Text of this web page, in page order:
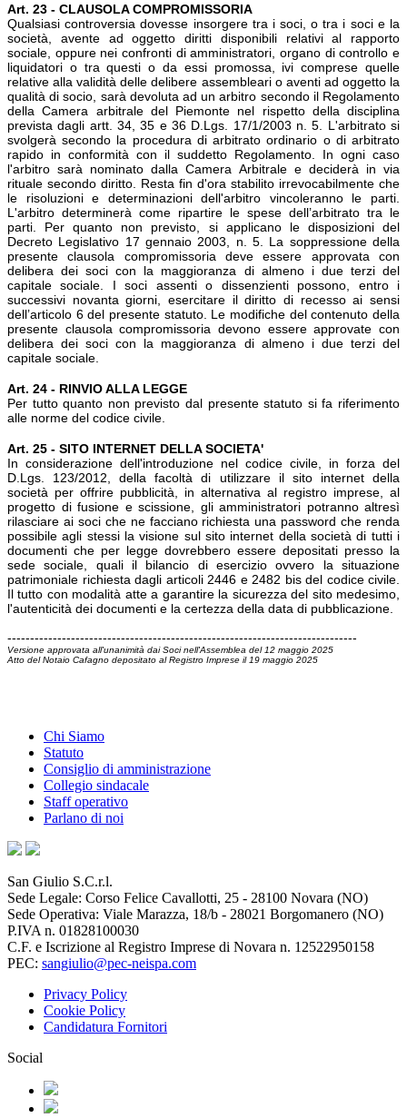
Art. 23 - CLAUSOLA COMPROMISSORIA
Qualsiasi controversia dovesse insorgere tra i soci, o tra i soci e la
società, avente ad oggetto diritti disponibili relativi al rapporto
sociale, oppure nei confronti di amministratori, organo di controllo e
liquidatori o tra questi o da essi promossa, ivi comprese quelle
relative alla validità delle delibere assembleari o aventi ad oggetto la
qualità di socio, sarà devoluta ad un arbitro secondo il Regolamento
della Camera arbitrale del Piemonte nel rispetto della disciplina
prevista dagli artt. 34, 35 e 36 D.Lgs. 17/1/2003 n. 5. L'arbitrato si
svolgerà secondo la procedura di arbitrato ordinario o di arbitrato
rapido in conformità con il suddetto Regolamento. In ogni caso
l'arbitro sarà nominato dalla Camera Arbitrale e deciderà in via
rituale secondo diritto. Resta fin d'ora stabilito irrevocabilmente che
le risoluzioni e determinazioni dell'arbitro vincoleranno le parti.
L'arbitro determinerà come ripartire le spese dell’arbitrato tra le
parti. Per quanto non previsto, si applicano le disposizioni del
Decreto Legislativo 17 gennaio 2003, n. 5. La soppressione della
presente clausola compromissoria deve essere approvata con
delibera dei soci con la maggioranza di almeno i due terzi del
capitale sociale. I soci assenti o dissenzienti possono, entro i
successivi novanta giorni, esercitare il diritto di recesso ai sensi
dell’articolo 6 del presente statuto. Le modifiche del contenuto della
presente clausola compromissoria devono essere approvate con
delibera dei soci con la maggioranza di almeno i due terzi del
capitale sociale.
Art. 24 - RINVIO ALLA LEGGE
Per tutto quanto non previsto dal presente statuto si fa riferimento
alle norme del codice civile.
Art. 25 - SITO INTERNET DELLA SOCIETA'
In considerazione dell'introduzione nel codice civile, in forza del
D.Lgs. 123/2012, della facoltà di utilizzare il sito internet della
società per offrire pubblicità, in alternativa al registro imprese, al
progetto di fusione e scissione, gli amministratori potranno altresì
rilasciare ai soci che ne facciano richiesta una password che renda
possibile agli stessi la visione sul sito internet della società di tutti i
documenti che per legge dovrebbero essere depositati presso la
sede sociale, quali il bilancio di esercizio ovvero la situazione
patrimoniale richiesta dagli articoli 2446 e 2482 bis del codice civile.
Il tutto con modalità atte a garantire la sicurezza del sito medesimo,
l'autenticità dei documenti e la certezza della data di pubblicazione.
-----------------------------------------------------------------------------
Versione approvata all'unanimità dai Soci nell'Assemblea del 12 maggio 2025
Atto del Notaio Cafagno depositato al Registro Imprese il 19 maggio 2025
Chi Siamo
Statuto
Consiglio di amministrazione
Collegio sindacale
Staff operativo
Parlano di noi
San Giulio S.C.r.l.
Sede Legale: Corso Felice Cavallotti, 25 - 28100 Novara (NO)
Sede Operativa: Viale Marazza, 18/b - 28021 Borgomanero (NO)
P.IVA n. 01828100030
C.F. e Iscrizione al Registro Imprese di Novara n. 12522950158
PEC: sangiulio@pec-neispa.com
Privacy Policy
Cookie Policy
Candidatura Fornitori
Social